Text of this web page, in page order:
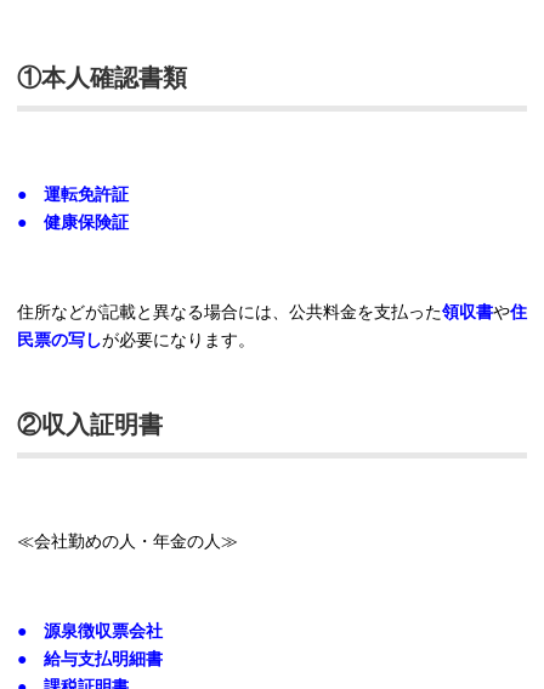
①本人確認書類
● 運転免許証
● 健康保険証
住所などが記載と異なる場合には、公共料金を支払った領収書や住
民票の写しが必要になります。
②収入証明書
≪会社勤めの人・年金の人≫
● 源泉徴収票会社
● 給与支払明細書